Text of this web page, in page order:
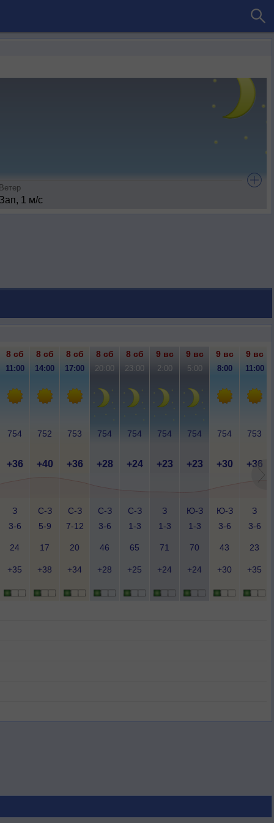
1 м/с
8 сб 8 сб 8 сб 8 сб 8 сб 9 вс 9 вс 9 вс 9 вс
11:00 14:00 17:00 20:00 23:00 2:00 5:00 8:00 11:00
754 752 753 754 754 754 754 754 753
+36 +40 +36 +28 +24 +23 +23 +30 +36
З
3-6
С-З
5-9
С-З
7-12
С-З
3-6
С-З
1-3
З
1-3
Ю-З
1-3
Ю-З
3-6
З
3-6
24 17 20 46 65 71 70 43 23
+35 +38 +34 +28 +25 +24 +24 +30 +35